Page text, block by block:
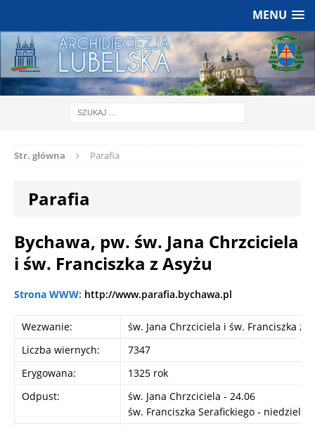
MENU
Str. główna Parafia
Parafia
Bychawa, pw. św. Jana Chrzciciela
i św. Franciszka z Asyżu
Strona WWW: http://www.parafia.bychawa.pl
Wezwanie:
św. Jana Chrzciciela i św. Franciszka z
Liczba wiernych:
7347
Erygowana:
1325 rok
Odpust:
św. Jana Chrzciciela - 24.06
św. Franciszka Serafickiego - niedziela